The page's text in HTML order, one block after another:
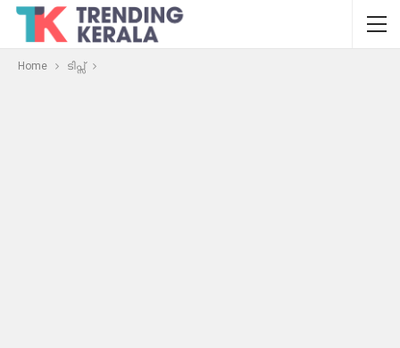
Home ടിപ്സ്